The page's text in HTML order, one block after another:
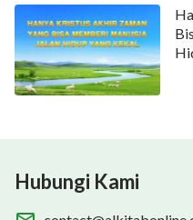
Hubungi Kami